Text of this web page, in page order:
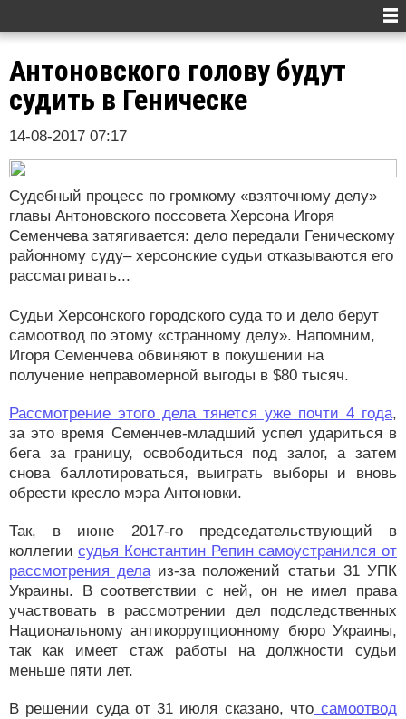
Антоновского голову будут
судить в Геническе
14-08-2017 07:17
Судебный процесс по громкому «взяточному делу»
главы Антоновского поссовета Херсона Игоря
Семенчева затягивается: дело передали Геническому
районному суду– херсонские судьи отказываются его
рассматривать...
Судьи Херсонского городского суда то и дело берут
самоотвод по этому «странному делу». Напомним,
Игоря Семенчева обвиняют в покушении на
получение неправомерной выгоды в $80 тысяч.
Рассмотрение этого дела тянется уже почти 4 года,
за это время Семенчев-младший успел удариться в
бега за границу, освободиться под залог, а затем
снова баллотироваться, выиграть выборы и вновь
обрести кресло мэра Антоновки.
Так, в июне 2017-го председательствующий в
коллегии судья Константин Репин самоустранился от
рассмотрения делаиз-за положений статьи 31 УПК
Украины. В соответствии с ней, он не имел права
участвовать в рассмотрении дел подследственных
Национальному антикоррупционному бюро Украины,
так как имеет стаж работы на должности судьи
меньше пяти лет.
В решении суда от 31 июля сказано, что самоотвод